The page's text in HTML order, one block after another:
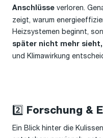
Anschlüsse verloren.
zeigt, warum
Heizsystemen beginnt,
später nicht mehr sieht,
und Klimawirkung
2️⃣ Forschung &
Ein Blick hinter die